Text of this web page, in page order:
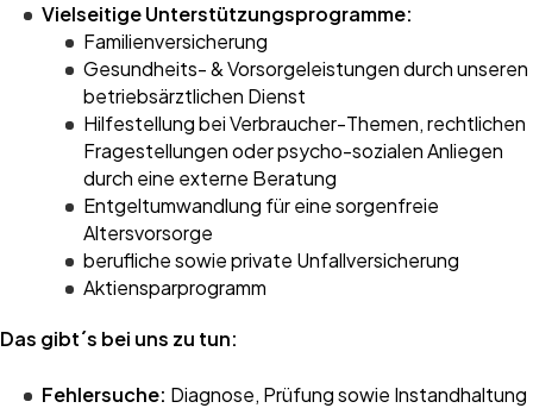
Vielseitige Unterstützungsprogramme:
Familienversicherung
Gesundheits- & Vorsorgeleistungen durch unseren
betriebsärztlichen Dienst
Hilfestellung bei Verbraucher-Themen, rechtlichen
Fragestellungen oder psycho-sozialen Anliegen
durch eine externe Beratung
Entgeltumwandlung für eine sorgenfreie
Altersvorsorge
berufliche sowie private Unfallversicherung
Aktiensparprogramm
Das gibt´s bei uns zu tun:
Fehlersuche: Diagnose, Prüfung sowie Instandhaltung